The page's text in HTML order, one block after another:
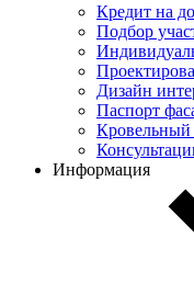
Кредит на
Подбор
Дизайн
Паспорт
Кровельный
Информация